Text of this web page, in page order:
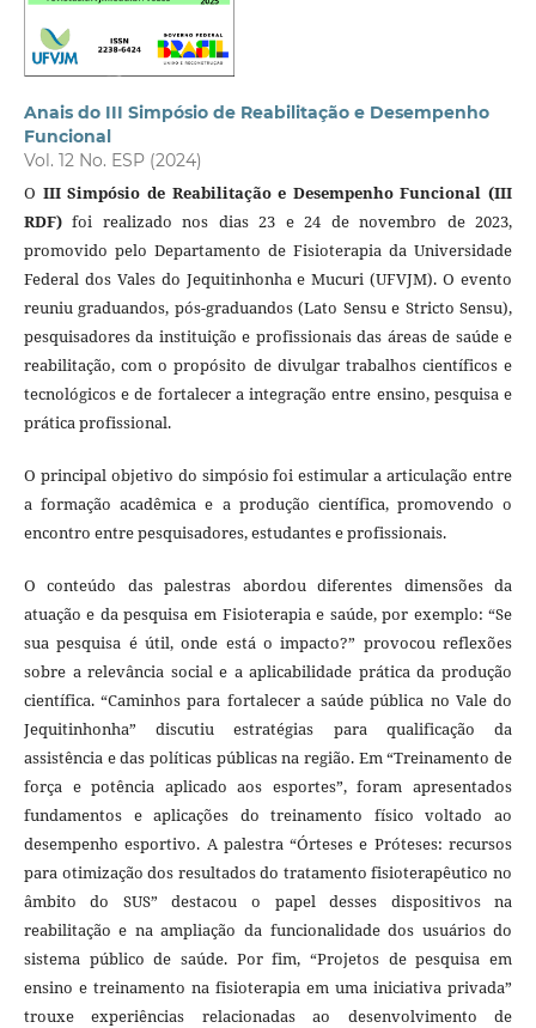
Anais do III Simpósio de Reabilitação e Desempenho
Funcional
Vol. 12 No. ESP (2024)
O III Simpósio de Reabilitação e Desempenho Funcional (III
RDF)foi realizado nos dias 23 e 24 de novembro de 2023,
promovido pelo Departamento de Fisioterapia da Universidade
Federal dos Vales do Jequitinhonha e Mucuri (UFVJM). O evento
reuniu graduandos, pós-graduandos (Lato Sensu e Stricto Sensu),
pesquisadores da instituição e profissionais das áreas de saúde e
reabilitação, com o propósito de divulgar trabalhos científicos e
tecnológicos e de fortalecer a integração entre ensino, pesquisa e
prática profissional.
O principal objetivo do simpósio foi estimular a articulação entre
a formação acadêmica e a produção científica, promovendo o
encontro entre pesquisadores, estudantes e profissionais.
O conteúdo das palestras abordou diferentes dimensões da
atuação e da pesquisa em Fisioterapia e saúde, por exemplo: “Se
sua pesquisa é útil, onde está o impacto?” provocou reflexões
sobre a relevância social e a aplicabilidade prática da produção
científica. “Caminhos para fortalecer a saúde pública no Vale do
Jequitinhonha” discutiu estratégias para qualificação da
assistência e das políticas públicas na região. Em “Treinamento de
força e potência aplicado aos esportes”, foram apresentados
fundamentos e aplicações do treinamento físico voltado ao
desempenho esportivo. A palestra “Órteses e Próteses: recursos
para otimização dos resultados do tratamento fisioterapêutico no
âmbito do SUS” destacou o papel desses dispositivos na
reabilitação e na ampliação da funcionalidade dos usuários do
sistema público de saúde. Por fim, “Projetos de pesquisa em
ensino e treinamento na fisioterapia em uma iniciativa privada”
trouxe experiências relacionadas ao desenvolvimento de